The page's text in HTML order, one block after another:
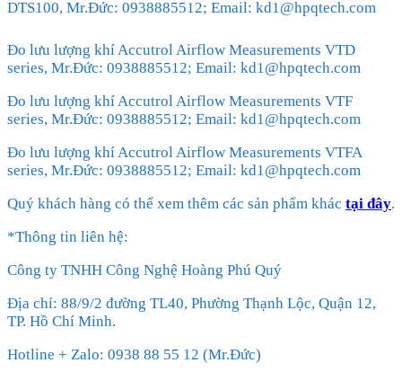
DTS100, Mr.Đức: 0938885512; Email: kd1@hpqtech.com
Đo lưu lượng khí Accutrol Airflow Measurements VTD
series, Mr.Đức: 0938885512; Email: kd1@hpqtech.com
Đo lưu lượng khí Accutrol Airflow Measurements VTF
series, Mr.Đức: 0938885512; Email: kd1@hpqtech.com
Đo lưu lượng khí Accutrol Airflow Measurements VTFA
series, Mr.Đức: 0938885512; Email: kd1@hpqtech.com
Quý khách hàng có thể xem thêm các sản phẩm khác tại đây.
*Thông tin liên hệ:
Công ty TNHH Công Nghệ Hoàng Phú Quý
Địa chỉ: 88/9/2 đường TL40, Phường Thạnh Lộc, Quận 12,
TP. Hồ Chí Minh.
Hotline + Zalo: 0938 88 55 12 (Mr.Đức)